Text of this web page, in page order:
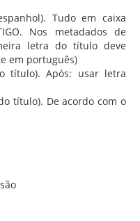
Tudo em caixa
Nos metadados de
letra do título deve
em português)
título). Após: usar letra
título). De acordo com o